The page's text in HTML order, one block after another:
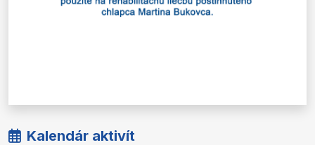
Kalendár aktivít